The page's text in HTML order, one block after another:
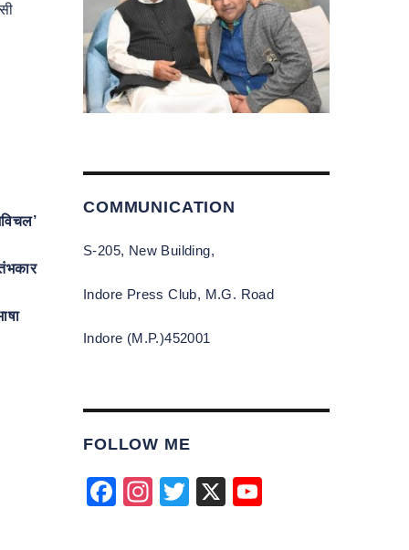
COMMUNICATION
S-205, New Building,
Indore Press Club, M.G. Road
Indore (M.P.)452001
FOLLOW ME
F
In
T
X